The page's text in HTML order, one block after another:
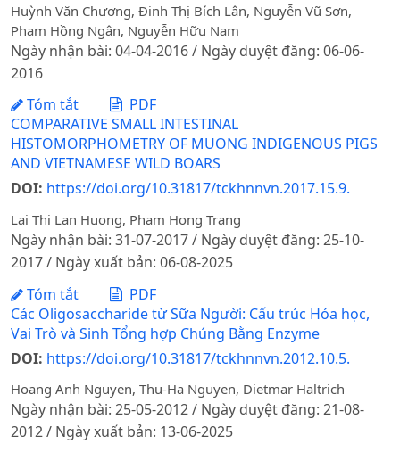
Huỳnh Văn Chương, Đinh Thị Bích Lân, Nguyễn Vũ Sơn,
Phạm Hồng Ngân, Nguyễn Hữu Nam
Ngày nhận bài: 04-04-2016 / Ngày duyệt đăng: 06-06-
2016
Tóm tắt
PDF
COMPARATIVE SMALL INTESTINAL
HISTOMORPHOMETRY OF MUONG INDIGENOUS PIGS
AND VIETNAMESE WILD BOARS
DOI: https://doi.org/10.31817/tckhnnvn.2017.15.9.
Lai Thi Lan Huong, Pham Hong Trang
Ngày nhận bài: 31-07-2017 / Ngày duyệt đăng: 25-10-
2017 / Ngày xuất bản: 06-08-2025
Tóm tắt
PDF
Các Oligosaccharide từ Sữa Người: Cấu trúc Hóa học,
Vai Trò và Sinh Tổng hợp Chúng Bằng Enzyme
DOI: https://doi.org/10.31817/tckhnnvn.2012.10.5.
Hoang Anh Nguyen, Thu-Ha Nguyen, Dietmar Haltrich
Ngày nhận bài: 25-05-2012 / Ngày duyệt đăng: 21-08-
2012 / Ngày xuất bản: 13-06-2025